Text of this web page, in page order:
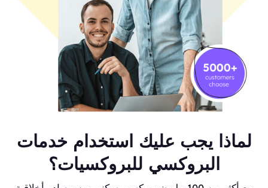
لماذا يجب عليك استخدام خدمات
البروكسي للبروكسيات؟